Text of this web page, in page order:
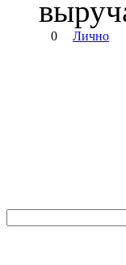
0 Лично